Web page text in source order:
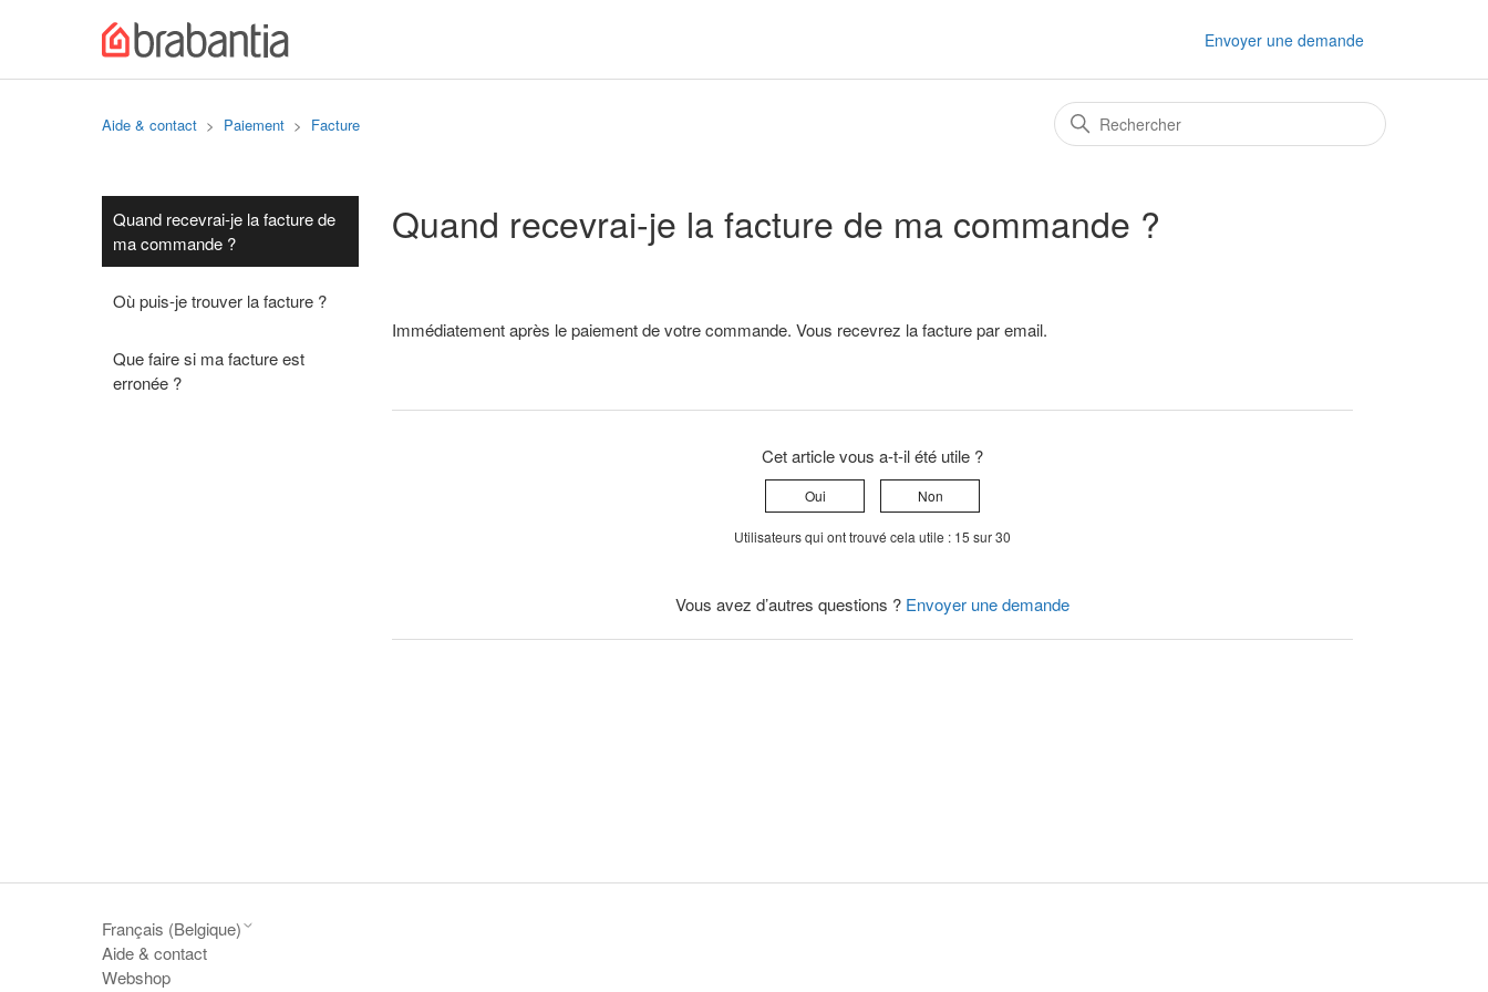
Envoyer une demande
Aide & contact Paiement Facture
Quand recevrai-je la facture de
ma commande ?
Où puis-je trouver la facture ?
Que faire si ma facture est
erronée ?
Quand recevrai-je la facture de ma commande ?
Immédiatement après le paiement de votre commande. Vous recevrez la facture par email.
Cet article vous a-t-il été utile ?
Oui Non
Utilisateurs qui ont trouvé cela utile : 15 sur 30
Vous avez d’autres questions ? Envoyer une demande
Français (Belgique)
Aide & contact
Webshop